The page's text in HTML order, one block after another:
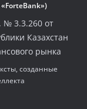
№ 3.3.260 от
Казахстан
рынка
созданные